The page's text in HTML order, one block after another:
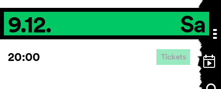
9.12. Sa
20:00 Tickets